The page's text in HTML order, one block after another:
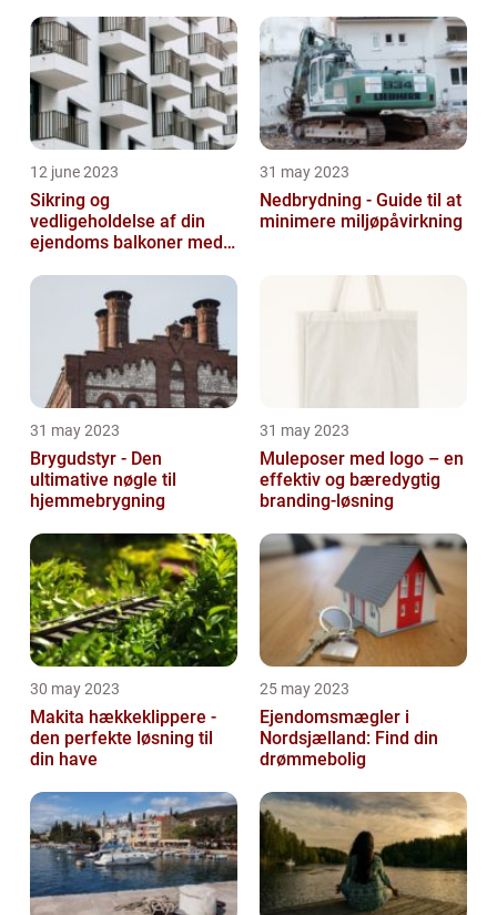
12 june 2023
Sikring og
vedligeholdelse af din
ejendoms balkoner med
31 may 2023
Nedbrydning - Guide til at
minimere miljøpåvirkning
31 may 2023
Brygudstyr - Den
ultimative nøgle til
hjemmebrygning
31 may 2023
Muleposer med logo – en
effektiv og bæredygtig
branding-løsning
30 may 2023
Makita hækkeklippere -
den perfekte løsning til
din have
25 may 2023
Ejendomsmægler i
Nordsjælland: Find din
drømmebolig